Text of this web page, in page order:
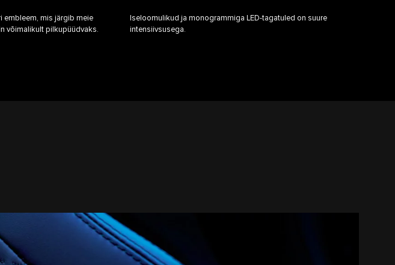
embleem, mis järgib meie
võimalikult pilkupüüdvaks.
Iseloomulikud ja monogrammiga LED-tagatuled on suure
intensiivsusega.